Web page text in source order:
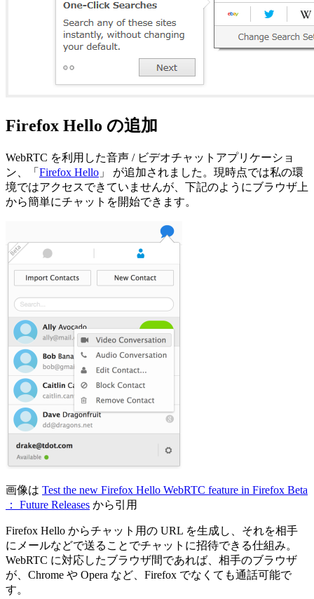
Firefox Hello の追加
WebRTC を利用した音声 / ビデオチャットアプリケーショ
ン、「 Firefox Hello 」 が追加されました。現時点では私の環
境ではアクセスできていませんが、下記のようにブラウザ上
から簡単にチャットを開始できます。
画像は Test the new Firefox Hello WebRTC feature in Firefox Beta
： Future Releases から引用
Firefox Hello からチャット用の URL を生成し、それを相手
にメールなどで送ることでチャットに招待できる仕組み。
WebRTC に対応したブラウザ間であれば、相手のブラウザ
が、Chrome や Opera など、Firefox でなくても通話可能で
す。